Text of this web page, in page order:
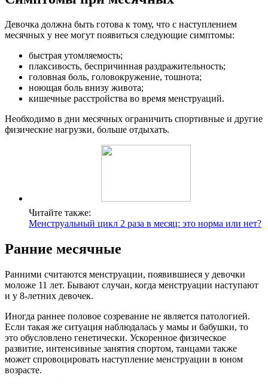
Девочка должна быть готова к тому, что с наступлением
месячных у нее могут появиться следующие симптомы:
быстрая утомляемость;
плаксивость, беспричинная раздражительность;
головная боль, головокружение, тошнота;
ноющая боль внизу живота;
кишечные расстройства во время менструаций.
Необходимо в дни месячных ограничить спортивные и другие
физические нагрузки, больше отдыхать.
Читайте также:
Менструальный цикл 2 раза в месяц: это норма или нет?
Ранние месячные
Ранними считаются менструации, появившиеся у девочки
моложе 11 лет. Бывают случаи, когда менструации наступают
и у 8-летних девочек.
Иногда раннее половое созревание не является патологией.
Если такая же ситуация наблюдалась у мамы и бабушки, то
это обусловлено генетически. Ускоренное физическое
развитие, интенсивные занятия спортом, танцами также
может спровоцировать наступление менструации в юном
возрасте.